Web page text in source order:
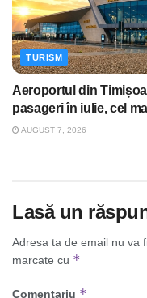
TURISM
Aeroportul din
pasageri în iulie, cel
AUGUST 7, 2026
Lasă un
Adresa ta de email nu va
marcate cu *
Comentariu *